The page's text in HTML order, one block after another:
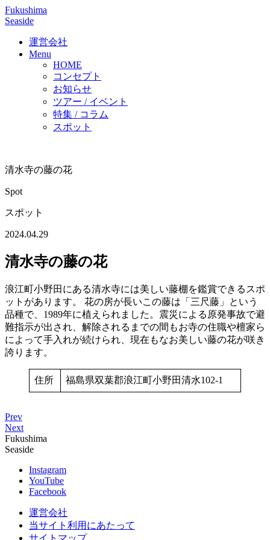
Fukushima
Seaside
運営会社
Menu
HOME
コンセプト
お知らせ
ツアー / イベント
特集 / コラム
スポット
清水寺の藤の花
Spot
スポット
2024.04.29
清水寺の藤の花
浪江町小野田にある清水寺には美しい藤棚を鑑賞できるスポ
ットがあります。 花の房が長いこの藤は「三尺藤」という
品種で、1989年に植えられました。震災による原発事故で避
難指示が出され、解除されるまでの間もお寺の住職や檀家ら
によって手入れが続けられ、現在もなお美しい藤の花が咲き
誇ります。
住所 福島県双葉郡浪江町小野田清水102-1
Prev
Next
Fukushima
Seaside
Instagram
YouTube
Facebook
運営会社
当サイト利用にあたって
サイトマップ